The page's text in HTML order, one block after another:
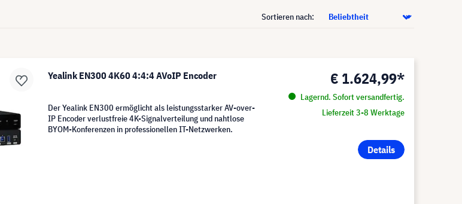
Sortieren nach:
Yealink EN300 4K60 4:4:4 AVoIP Encoder € 1.624,99*
Lagernd. Sofort versandfertig.
Lieferzeit 3-8 Werktage
Details
Der Yealink EN300 ermöglicht als leistungsstarker AV-over-
IP Encoder verlustfreie 4K-Signalverteilung und nahtlose
BYOM-Konferenzen in professionellen IT-Netzwerken.